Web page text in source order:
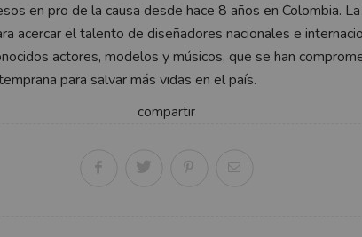
en pro de la causa desde hace 8 años en Colombia.
acercar el talento de diseñadores nacionales e
actores, modelos y músicos, que se han
para salvar más vidas en el país.
compartir